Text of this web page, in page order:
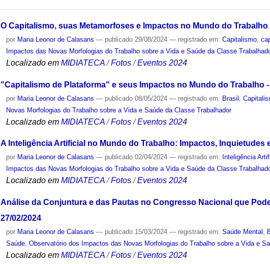
O Capitalismo, suas Metamorfoses e Impactos no Mundo do Trabalho
por Maria Leonor de Calasans — publicado 29/08/2024— registrado em:Capitalismo ,
Impactos das Novas Morfologias do Trabalho sobre a Vida e Saúde da Classe
Localizado em MIDIATECA /Fotos /Eventos 2024
"Capitalismo de Plataforma" e seus Impactos no Mundo do Trabalho -
por Maria Leonor de Calasans — publicado 08/05/2024— registrado em: Brasil ,
Novas Morfologias do Trabalho sobre a Vida e Saúde da Classe Trabalhador
Localizado em MIDIATECA /Fotos /Eventos 2024
A Inteligência Artificial no Mundo do Trabalho: Impactos, Inquietudes
por Maria Leonor de Calasans — publicado 02/04/2024— registrado em: Inteligência
Impactos das Novas Morfologias do Trabalho sobre a Vida e Saúde da Classe
Localizado em MIDIATECA /Fotos /Eventos 2024
Análise da Conjuntura e das Pautas no Congresso Nacional que
27/02/2024
por Maria Leonor de Calasans — publicado 15/03/2024— registrado em:Saúde Mental ,
Saúde,Observatório dos Impactos das Novas Morfologias do Trabalho sobre a Vida e
Localizado em MIDIATECA /Fotos /Eventos 2024